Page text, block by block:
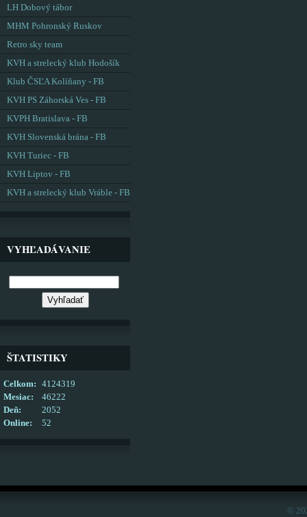
LH Dobový tábor
MHM Pohronský Ruskov
Retro sky team
KVH a strelecký klub Hodošík
Klub ČSĽA Kolíňany - FB
KVH PS Záhorská Ves - FB
KVPH Bratislava - FB
KVH Slovenská brána - FB
KVH Turiec - FB
KVH Liptov - FB
KVH a strelecký klub Vráble - FB
VYHĽADÁVANIE
ŠTATISTIKY
Online: 52
Celkom:
4124319
Mesiac:
46222
Deň:
2052
©